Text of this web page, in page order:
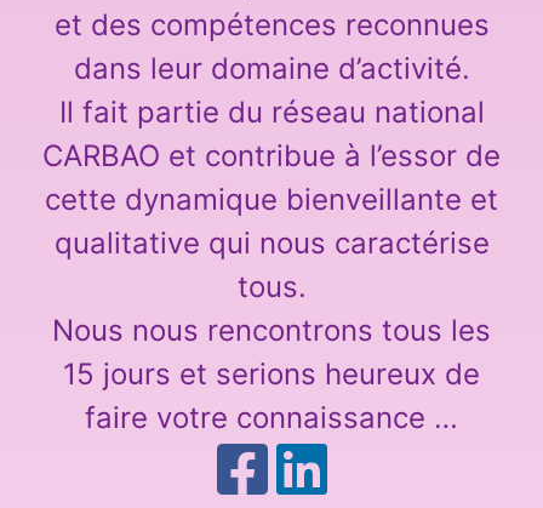
et des compétences reconnues
dans leur domaine d’activité.
Il fait partie du réseau national
CARBAO et contribue à l’essor de
cette dynamique bienveillante et
qualitative qui nous caractérise
tous.
Nous nous rencontrons tous les
15 jours et serions heureux de
faire votre connaissance …